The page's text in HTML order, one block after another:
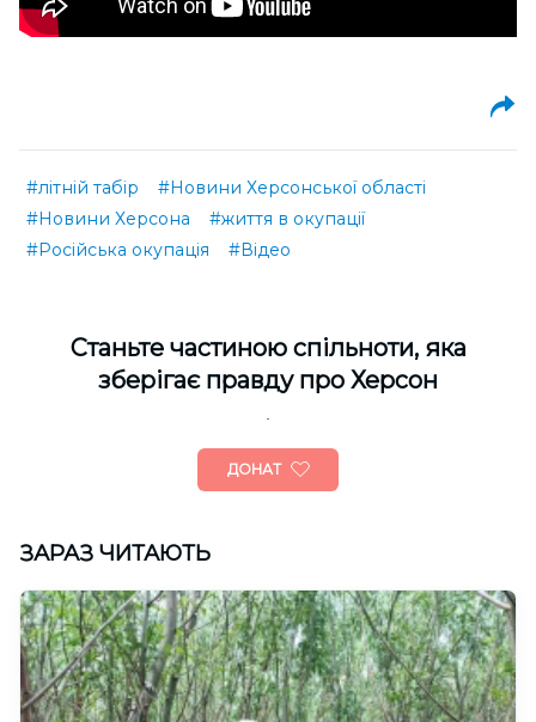
#літній табір
#Новини Херсонської області
#Новини Херсона
#життя в окупації
#Російська окупація
#Відео
Cтаньте частиною спільноти, яка
зберігає правду про Херсон
ДОНАТ
ЗАРАЗ ЧИТАЮТЬ